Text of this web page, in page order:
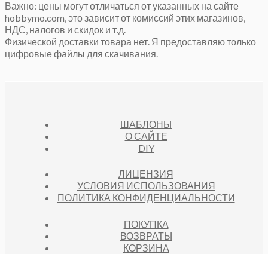
Важно: цены могут отличаться от указанных на сайте
hobbymo.com, это зависит от комиссий этих магазинов,
НДС, налогов и скидок и т.д.
Физической доставки товара нет. Я предоставляю только
цифровые файлы для скачивания.
ШАБЛОНЫ
О САЙТЕ
DIY
ЛИЦЕНЗИЯ
УСЛОВИЯ ИСПОЛЬЗОВАНИЯ
ПОЛИТИКА КОНФИДЕНЦИАЛЬНОСТИ
ПОКУПКА
ВОЗВРАТЫ
КОРЗИНА